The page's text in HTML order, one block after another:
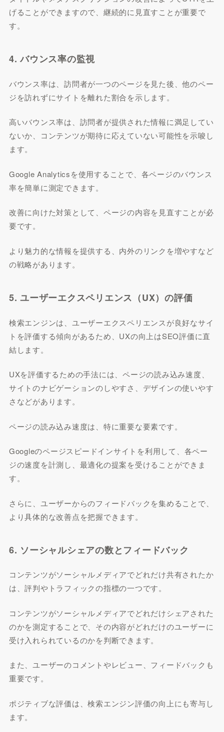
げることができますので、継続的に見直すことが重要で
す。
4. バウンス率の監視
バウンス率は、訪問者が一つのページを見た後、他のペー
ジを訪れずにサイトを離れた割合を示します。
高いバウンス率は、訪問者が提供された情報に満足してい
ないか、コンテンツが期待に応えていない可能性を示唆し
ます。
Google Analyticsを使用することで、各ページのバウンス
率を簡単に測定できます。
改善に向けた対策として、ページの内容を見直すことが必
要です。
より魅力的な情報を提供する、内外のリンクを増やすなど
の戦略があります。
5. ユーザーエクスペリエンス（UX）の評価
検索エンジンは、ユーザーエクスペリエンスが良好なサイ
トを評価する傾向があるため、UXの向上はSEO評価に直
結します。
UXを評価するための手法には、ページの読み込み速度、
サイトのナビゲーションのしやすさ、デザインの使いやす
さなどがあります。
ページの読み込み速度は、特に重要な要素です。
Googleのページスピードインサイトを利用して、各ペー
ジの速度を計測し、最適化の提案を受けることができま
す。
さらに、ユーザーからのフィードバックを集めることで、
より具体的な改善点を把握できます。
6. ソーシャルシェアの数とフィードバック
コンテンツがソーシャルメディアでどれだけ共有されたか
は、評判やトラフィックの指標の一つです。
コンテンツがソーシャルメディアでどれだけシェアされた
のかを測定することで、その内容がどれだけのユーザーに
受け入れられているのかを判断できます。
また、ユーザーのコメントやレビュー、フィードバックも
重要です。
ポジティブな評価は、検索エンジン評価の向上にも寄与し
ます。